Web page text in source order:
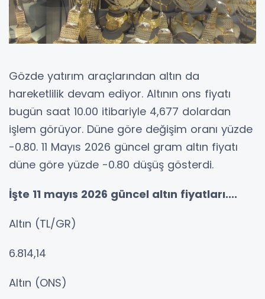
Gözde yatırım araçlarından altın da
hareketlilik devam ediyor. Altının ons fiyatı
bugün saat 10.00 itibariyle 4,677 dolardan
işlem görüyor. Düne göre değişim oranı yüzde
-0.80. 11 Mayıs 2026 güncel gram altın fiyatı
düne göre yüzde -0.80 düşüş gösterdi.
İşte 11 mayıs 2026 güncel altın fiyatları....
Altın (TL/GR)
6.814,14
Altın (ONS)